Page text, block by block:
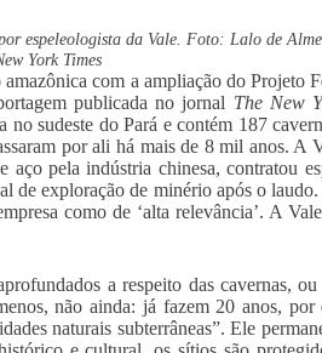
espeleologista da Vale. Foto: Lalo de
York Times
com a ampliação do Projeto
publicada no jornal The New
sudeste do Pará e contém 187
por ali há mais de 8 mil anos. A
pela indústria chinesa, contratou
de exploração de minério após o
como de ‘alta relevância’. A
a respeito das cavernas,
não ainda: já fazem 20 anos,
naturais subterrâneas”. Ele